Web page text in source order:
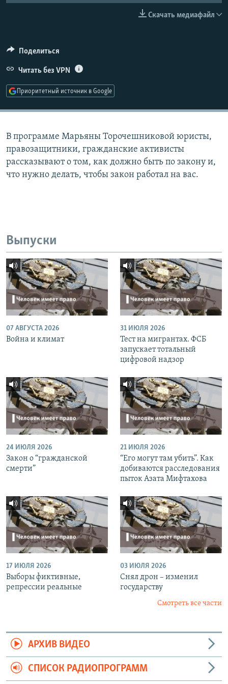
СОЦИАЛЬНЫЕ СЕТИ
Скачать медиафайл
Поделиться
Читать без VPN
Приоритетный источник в Google
В программе Марьяны Торочешниковой юристы,
правозащитники, гражданские активисты
рассказывают о том, как должно быть по закону и,
что нужно делать, чтобы закон работал на вас.
Выпуски
07 АВГУСТА 2026
Война и климат
31 ИЮЛЯ 2026
Тест на мигрантах. ФСБ
запускает тотальный
цифровой надзор
24 ИЮЛЯ 2026
Закон о “гражданской
смерти”
21 ИЮЛЯ 2026
“Его могут там убить”. Как
добиваются расследования
пыток Азата Мифтахова
17 ИЮЛЯ 2026
Выборы фиктивные,
репрессии реальные
03 ИЮЛЯ 2026
Снял дрон – изменил
государству
Смотреть все части
АРХИВ ВИДЕО
СПИСОК РАДИОПРОГРАММ